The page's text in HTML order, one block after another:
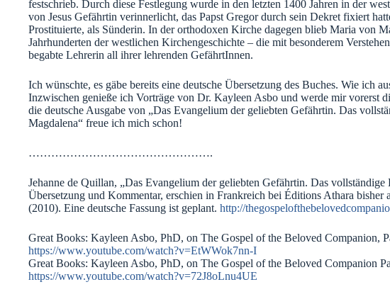
festschrieb. Durch diese Festlegung wurde in den letzten 1400 Jahren in der
von Jesus Gefährtin verinnerlicht, das Papst Gregor durch sein Dekret fixiert
Prostituierte, als Sünderin. In der orthodoxen Kirche dagegen blieb Maria von
Jahrhunderten der westlichen Kirchengeschichte – die mit besonderem
begabte Lehrerin all ihrer lehrenden GefährtInnen.
Ich wünschte, es gäbe bereits eine deutsche Übersetzung des Buches. Wie ich
Inzwischen genieße ich Vorträge von Dr. Kayleen Asbo und werde mir vorerst
die deutsche Ausgabe von „Das Evangelium der geliebten Gefährtin. Das
Magdalena“ freue ich mich schon!
………………………………………….
Jehanne de Quillan, „Das Evangelium der geliebten Gefährtin. Das
Übersetzung und Kommentar, erschien in Frankreich bei Éditions Athara bisher
(2010). Eine deutsche Fassung ist geplant. http://
Great Books: Kayleen Asbo, PhD, on The Gospel of the Beloved Companion,
https://www.youtube.com/watch?v=EtWWok7nn-I
Great Books: Kayleen Asbo, PhD, on The Gospel of the Beloved Companion
https://www.youtube.com/watch?v=72J8oLnu4UE